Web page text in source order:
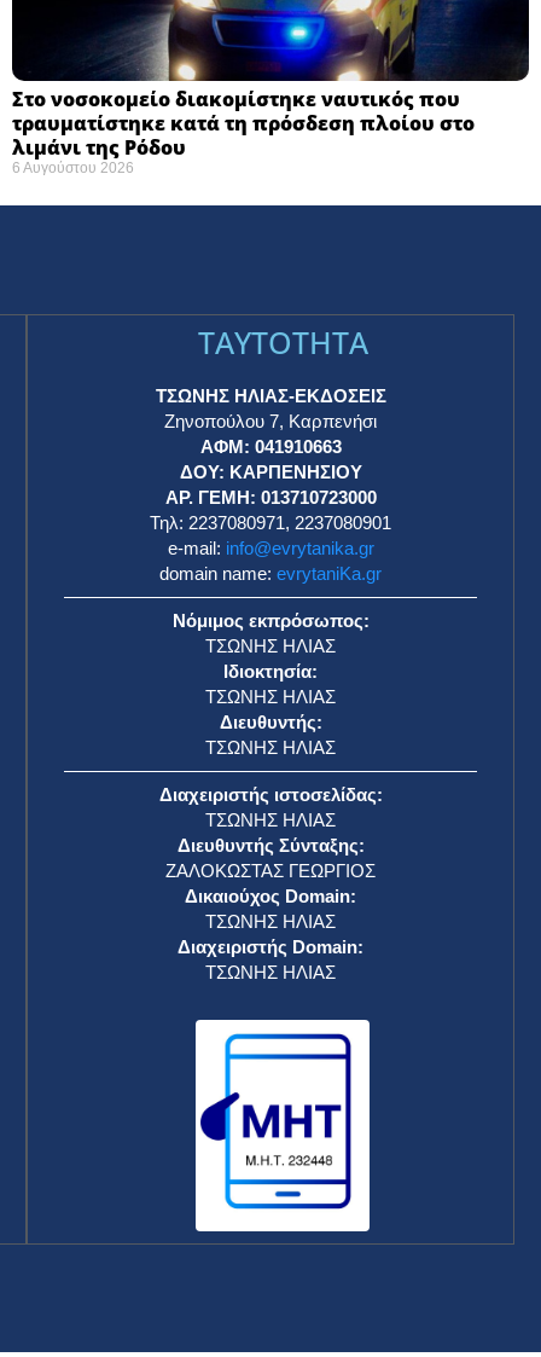
Στο νοσοκομείο διακομίστηκε ναυτικός που
τραυματίστηκε κατά τη πρόσδεση πλοίου στο
λιμάνι της Ρόδου
6 Αυγούστου 2026
TAYTOTHTA
ΤΣΩΝΗΣ ΗΛΙΑΣ-ΕΚΔΟΣΕΙΣ
Ζηνοπούλου 7, Καρπενήσι
ΑΦΜ: 041910663
ΔΟΥ: ΚΑΡΠΕΝΗΣΙΟΥ
ΑΡ. ΓΕΜΗ: 013710723000
Τηλ: 2237080971, 2237080901
e-mail: info@evrytanika.gr
domain name: evrytaniKa.gr
Νόμιμος εκπρόσωπος:
ΤΣΩΝΗΣ ΗΛΙΑΣ
Ιδιοκτησία:
ΤΣΩΝΗΣ ΗΛΙΑΣ
Διευθυντής:
ΤΣΩΝΗΣ ΗΛΙΑΣ
Διαχειριστής ιστοσελίδας:
ΤΣΩΝΗΣ ΗΛΙΑΣ
Διευθυντής Σύνταξης:
ΖΑΛΟΚΩΣΤΑΣ ΓΕΩΡΓΙΟΣ
Δικαιούχος Domain:
ΤΣΩΝΗΣ ΗΛΙΑΣ
Διαχειριστής Domain:
ΤΣΩΝΗΣ ΗΛΙΑΣ